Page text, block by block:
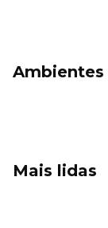
Mais lidas